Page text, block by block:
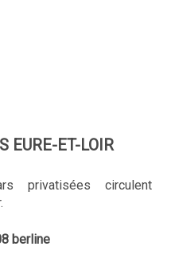
EURE-ET-LOIR
privatisées circulent
berline